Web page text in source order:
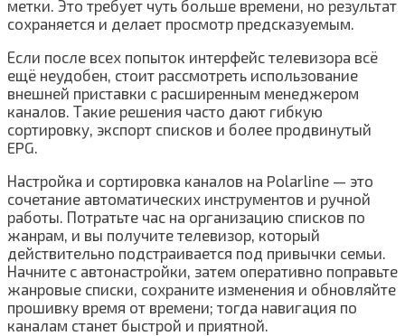
метки. Это требует чуть больше времени, но результат
сохраняется и делает просмотр предсказуемым.
Если после всех попыток интерфейс телевизора всё
ещё неудобен, стоит рассмотреть использование
внешней приставки с расширенным менеджером
каналов. Такие решения часто дают гибкую
сортировку, экспорт списков и более продвинутый
EPG.
Настройка и сортировка каналов на Polarline — это
сочетание автоматических инструментов и ручной
работы. Потратьте час на организацию списков по
жанрам, и вы получите телевизор, который
действительно подстраивается под привычки семьи.
Начните с автонастройки, затем оперативно поправьте
жанровые списки, сохраните изменения и обновляйте
прошивку время от времени; тогда навигация по
каналам станет быстрой и приятной.